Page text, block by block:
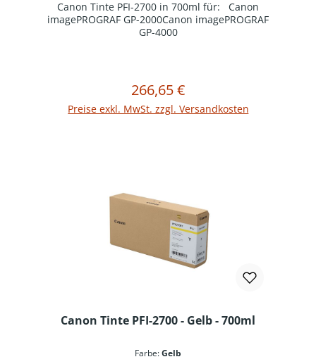
Canon Tinte PFI-2700 in 700ml für: Canon
imagePROGRAF GP-2000Canon imagePROGRAF
GP-4000
Regulärer Preis:
266,65 €
Preise exkl. MwSt. zzgl. Versandkosten
In den Warenkorb
Canon Tinte PFI-2700 - Gelb - 700ml
Farbe:Gelb